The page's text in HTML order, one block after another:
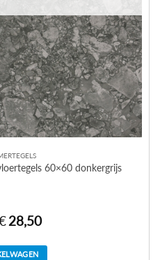
60×60 donkergrijs
28,50